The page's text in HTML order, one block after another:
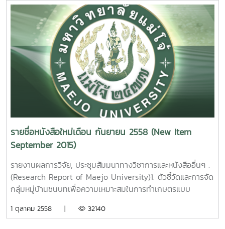
Wicharatana Maejo University. 2015. 2. อิทธิพลของ
ต้นตอลำไยต่อการเจริญเติบโตทนแล้งและทนโรคของลำไยพันธุ์
ดอ. นพพร บุญปลอด รายงานผลการวิจัยมหาวิทยาลัยแม่
โจ้44หน้า.เลขเรียกหนังสือ 2558 /ช38. 10 The Influence of
Rootstocks on Growth, Longan Decline, and Drought of
Longan CV. ‘Dew’. Nopporn Boonplod Maejo
University. 2015.
3.
โครงการอนุรักษ์และพัฒนาพันธุ์ลำไย ธีรนุช เจริญกิจ รายงาน
ผลการวิจัยมหาวิทยาลัยแม่โจ้ 45 หน้า. เลขเรียกหนังสือ 2558
/ ช38. 11 Germplasm Resources and Cultivar
Development for Longan [ DimocarpuslonganLour. ] .
Theeranuch Jaroenkit Maejo University. 2015.
4. ผลของวิธีการทำแห้งต่อความสามารถในการต้านออซิเดชั
นของสาหร่ายสไปรูลิน่า [ Spirulina platensis ]. วิจิตรา แดง
หนังสือ 2558 /ช43. 13
รายชื่อหนังสือใหม่เดือน กันยายน 2558 (New Item
September 2015)
รายงานผลการวิจัย, ประชุมสัมมนาทางวิชาการและหนังสืออื่นๆ .
(Research Report of Maejo University)1. ตัวชี้วัดและการจัด
กลุ่มหมู่บ้านชนบทเพื่อความเหมาะสมในการทำเกษตรแบบ
มหาวิทยาลัยแม่โจ้ 82 หน้า. เลขเรียกหนังสือ 2558 /
1 ตุลาคม 2558 | 32140